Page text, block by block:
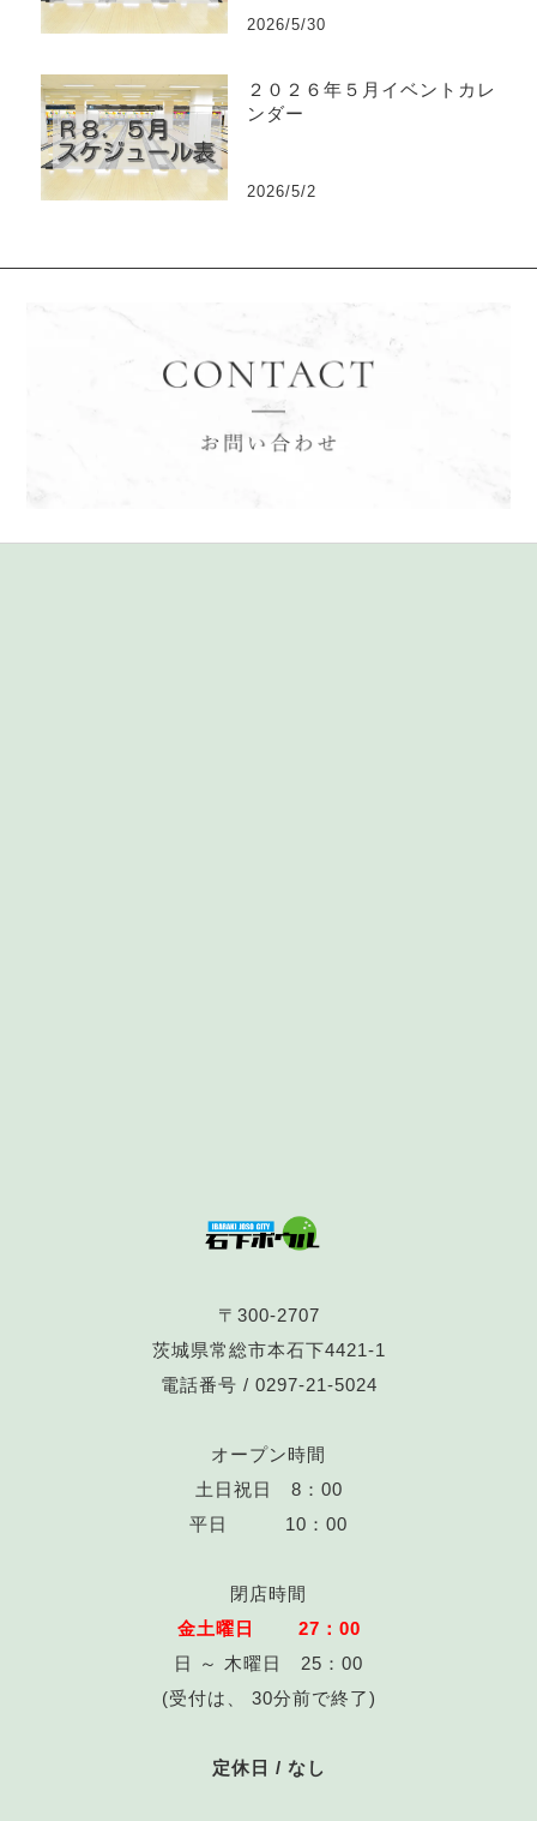
2026/5/30
２０２６年５月イベントカレ
ンダー
2026/5/2
〒300-2707
茨城県常総市本石下4421-1
電話番号 / 0297-21-5024
オープン時間
土日祝日 8：00
平日 10：00
閉店時間
金土曜日 27：00
日 ～ 木曜日 25：00
(受付は、 30分前で終了)
定休日 / なし